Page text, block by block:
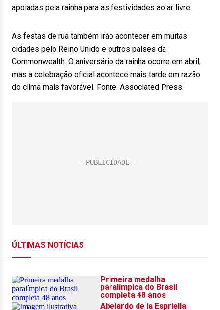
apoiadas pela rainha para as festividades ao ar livre.
As festas de rua também irão acontecer em muitas
cidades pelo Reino Unido e outros países da
Commonwealth. O aniversário da rainha ocorre em abril,
mas a celebração oficial acontece mais tarde em razão
do clima mais favorável. Fonte: Associated Press.